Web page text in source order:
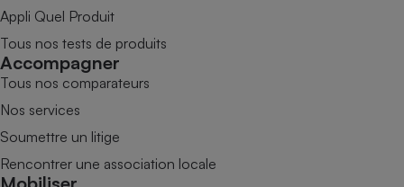
Appli Quel Produit
Tous nos tests de produits
Accompagner
Tous nos comparateurs
Nos services
Soumettre un litige
Rencontrer une association locale